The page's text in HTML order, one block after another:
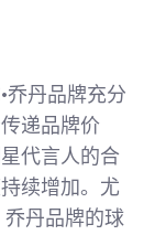
乔丹品牌充分
递品牌价
代言人的合
续增加。尤
乔丹品牌的球